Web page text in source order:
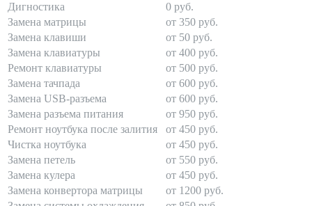
Дигностика
0 руб.
Замена матрицы
от 350 руб.
Замена клавиши
от 50 руб.
Замена клавиатуры
от 400 руб.
Ремонт клавиатуры
от 500 руб.
Замена тачпада
от 600 руб.
Замена USB-разъема
от 600 руб.
Замена разъема питания
от 950 руб.
Ремонт ноутбука после залития
от 450 руб.
Чистка ноутбука
от 450 руб.
Замена петель
от 550 руб.
Замена кулера
от 450 руб.
Замена конвертора матрицы
от 1200 руб.